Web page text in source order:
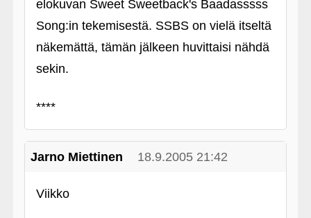
elokuvan Sweet Sweetback's Baadasssss
Song:in tekemisestä. SSBS on vielä itseltä
näkemättä, tämän jälkeen huvittaisi nähdä
sekin.
****
Jarno Miettinen 18.9.2005 21:42
Viikko